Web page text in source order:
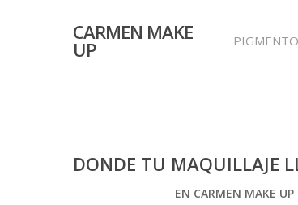
CARMEN MAKE
UP
DONDE TU MAQUILLAJE
EN CARMEN MAKE